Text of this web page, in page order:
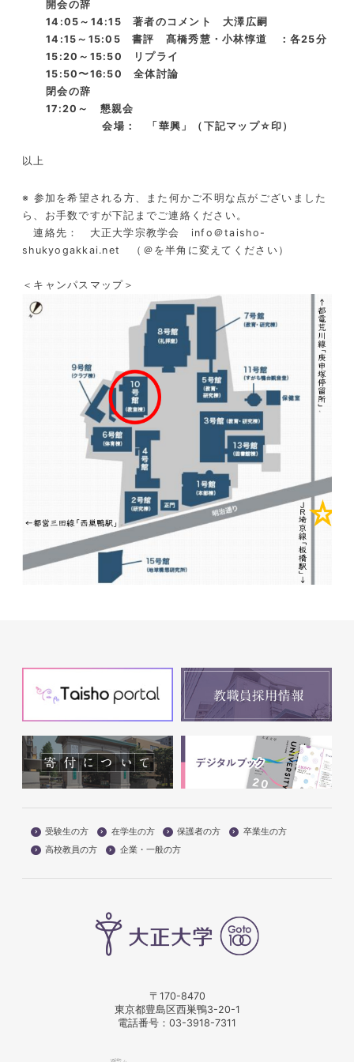
開会の辞
14:05～14:15 著者のコメント 大澤広嗣
14:15～15:05 書評 髙橋秀慧・小林惇道 ：各25分
15:20～15:50 リプライ
15:50〜16:50 全体討論
閉会の辞
17:20～ 懇親会
会場： 「華興」（下記マップ☆印）
以上
※ 参加を希望される方、また何かご不明な点がございました
ら、お手数ですが下記までご連絡ください。
連絡先： 大正大学宗教学会 info＠taisho-
shukyogakkai.net （＠を半角に変えてください）
＜キャンパスマップ＞
受験生の方 在学生の方 保護者の方
卒業生の方
高校教員の方
企業・一般の方
〒170-8470
東京都豊島区西巣鴨3-20-1
電話番号： 03-3918-7311